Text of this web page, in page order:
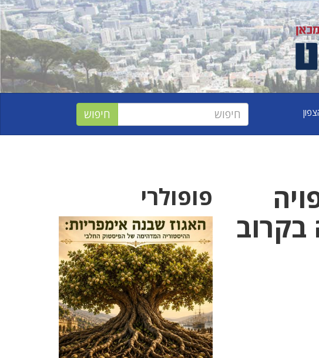
בקרוב
פופולרי